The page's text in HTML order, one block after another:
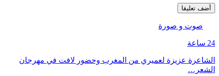
صوت و صورة
24 ساعة
الشاعرة عزيزة لعميري من المغرب وحضور لافت في مهرجان
الشعر…